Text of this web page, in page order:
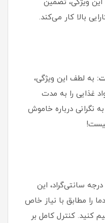
این ویژگی، تضمین
بالا کار می‌کند.
به لطف این ویژگی،
غذایی را به مدت
نگرانی درباره خاموش
از ۳۵ تا ۷۰ درجه سانتی‌گراد، این
را مطابق با نیاز خاص
کنید. کنترل کامل بر